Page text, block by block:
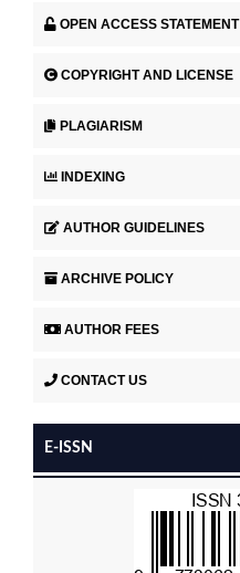
OPEN ACCESS STATEMENT
COPYRIGHT AND LICENSE
PLAGIARISM
INDEXING
AUTHOR GUIDELINES
ARCHIVE POLICY
AUTHOR FEES
CONTACT US
E-ISSN